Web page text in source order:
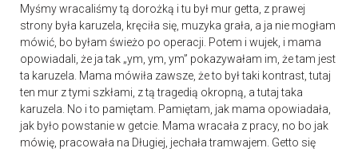
Myśmy wracaliśmy tą dorożką i tu był mur getta, z prawej
strony była karuzela, kręciła się, muzyka grała, a ja nie mogłam
mówić, bo byłam świeżo po operacji. Potem i wujek, i mama
opowiadali, że ja tak „ym, ym, ym” pokazywałam im, że tam jest
ta karuzela. Mama mówiła zawsze, że to był taki kontrast, tutaj
ten mur z tymi szkłami, z tą tragedią okropną, a tutaj taka
karuzela. No i to pamiętam. Pamiętam, jak mama opowiadała,
jak było powstanie w getcie. Mama wracała z pracy, no bo jak
mówię, pracowała na Długiej, jechała tramwajem. Getto się